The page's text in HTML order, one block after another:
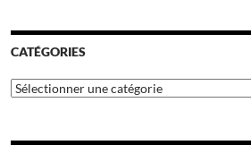
CATÉGORIES
Catégories